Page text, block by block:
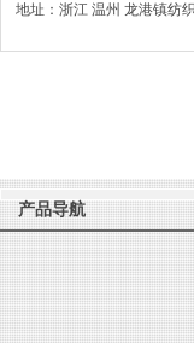
地址：浙江 温州 龙港镇纺
产品导航